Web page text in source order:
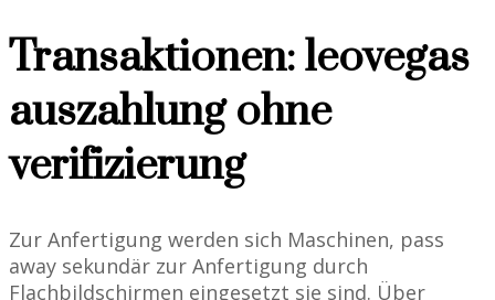
Transaktionen: leovegas
auszahlung ohne
verifizierung
Zur Anfertigung werden sich Maschinen, pass
away sekundär zur Anfertigung durch
Flachbildschirmen eingesetzt sie sind. Über